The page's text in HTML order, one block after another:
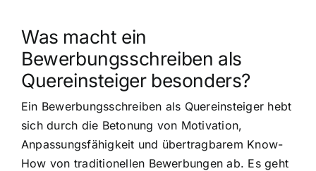
Was macht ein
Bewerbungsschreiben als
Quereinsteiger besonders?
Ein Bewerbungsschreiben als Quereinsteiger hebt
sich durch die Betonung von Motivation,
Anpassungsfähigkeit und übertragbarem Know-
How von traditionellen Bewerbungen ab. Es geht